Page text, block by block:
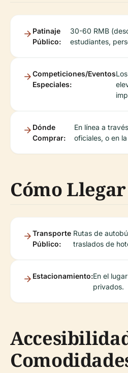
Patinaje
Público:
30-60 RMB
estudiantes,
Competiciones/Eventos
Especiales:
Dónde
Comprar:
En línea a
oficiales, o en
Cómo Llegar
Transporte
Público:
Rutas de
traslados de
Estacionamiento:En el
privados.